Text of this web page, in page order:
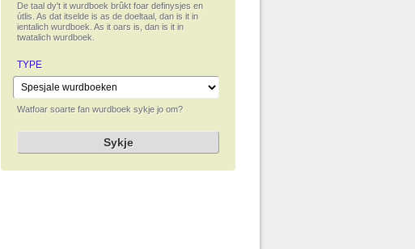
De taal dy't it wurdboek brûkt foar definysjes en
útlis. As dat itselde is as de doeltaal, dan is it in
ientalich wurdboek. As it oars is, dan is it in
twatalich wurdboek.
TYPE
Watfoar soarte fan wurdboek sykje jo om?